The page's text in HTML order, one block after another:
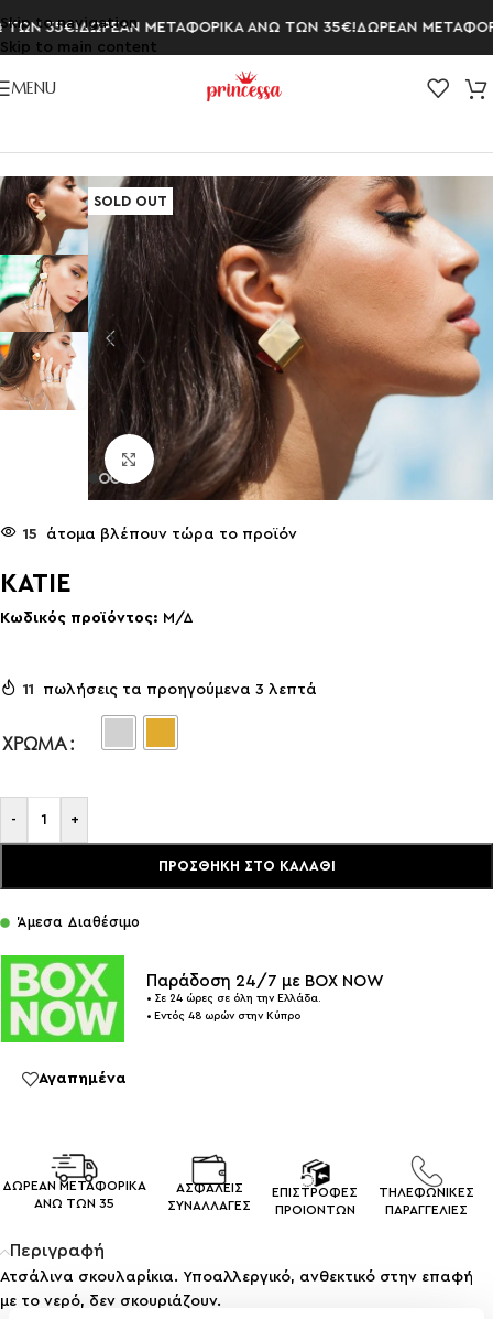
Skip to navigation
Skip to main content
35€!ΔΩΡΕΑΝ ΜΕΤΑΦΟΡΙΚΑ ΑΝΩ ΤΩΝ 35€!ΔΩΡΕΑΝ
MENU
ΣΚΟΥΛΑΡΙΚΙΑ
SOLD OUT
Click to enlarge
15 άτομα βλέπουν τώρα το προϊόν
KATIE
Κωδικός προϊόντος: Μ/Δ
11 πωλήσεις τα προηγούμενα 3 λεπτά
ΧΡΏΜΑ
- +
ΠΡΟΣΘΉΚΗ ΣΤΟ ΚΑΛΆΘΙ
Άμεσα Διαθέσιμο
Παράδοση 24/7 με BOX NOW
• Σε 24 ώρες σε όλη την Ελλάδα.
• Εντός 48 ωρών στην Κύπρο
Αγαπημένα
ΔΩΡΕΑΝ ΜΕΤΑΦΟΡΙΚΑ
ΑΝΩ ΤΩΝ 35
ΑΣΦΑΛΕΙΣ
ΣΥΝΑΛΛΑΓEΣ
ΕΠΙΣΤΡΟΦΕΣ
ΠΡΟΙΟΝΤΩΝ
ΤΗΛΕΦΩΝΙΚΕΣ
ΠΑΡΑΓΓΕΛΙΕΣ
Περιγραφή
Ατσάλινα σκουλαρίκια. Υποαλλεργικό, ανθεκτικό στην επαφή
με το νερό, δεν σκουριάζουν.